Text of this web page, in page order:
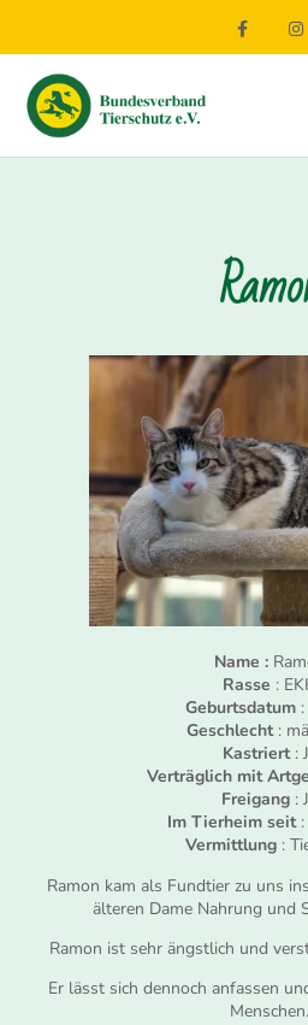
Name :
Rasse :
Geburtsdatum:
Geschlecht:
Kastriert:
Verträglich mit
Freigang :
Im Tierheim seit
Vermittlung :
Ramon kam als Fundtier zu uns
älteren Dame Nahrung und
Ramon ist sehr ängstlich und
Er lässt sich dennoch anfassen
Menschen.